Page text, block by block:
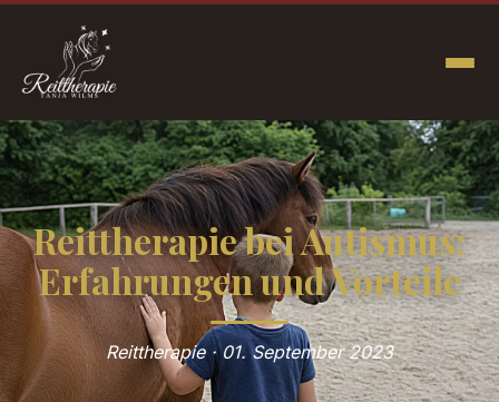
Reittherapie bei Autismus:
Erfahrungen und Vorteile
Reittherapie · 01. September 2023